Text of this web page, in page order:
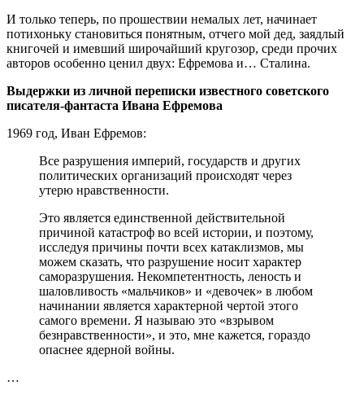
И только теперь, по прошествии немалых лет, начинает
потихоньку становиться понятным, отчего мой дед, заядлый
книгочей и имевший широчайший кругозор, среди прочих
авторов особенно ценил двух: Ефремова и… Сталина.
Выдержки из личной переписки известного советского
писателя-фантаста Ивана Ефремова
1969 год, Иван Ефремов:
Все разрушения империй, государств и других
политических организаций происходят через
утерю нравственности.
Это является единственной действительной
причиной катастроф во всей истории, и поэтому,
исследуя причины почти всех катаклизмов, мы
можем сказать, что разрушение носит характер
саморазрушения. Некомпетентность, леность и
шаловливость «мальчиков» и «девочек» в любом
начинании является характерной чертой этого
самого времени. Я называю это «взрывом
безнравственности», и это, мне кажется, гораздо
опаснее ядерной войны.
…